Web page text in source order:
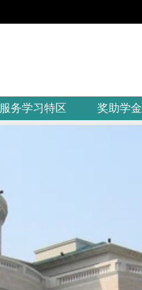
服务学习特区 奖助学金